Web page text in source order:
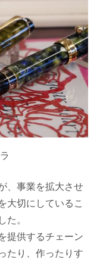
、事業を拡大させ
大切にしているこ
。
提供するチェーン
たり、作ったりす